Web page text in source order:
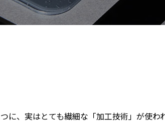
に、実はとても繊細な「加工技術」が使わ